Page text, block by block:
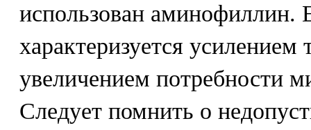
использован аминофиллин.
характеризуется усилением
увеличением потребности
Следует помнить о